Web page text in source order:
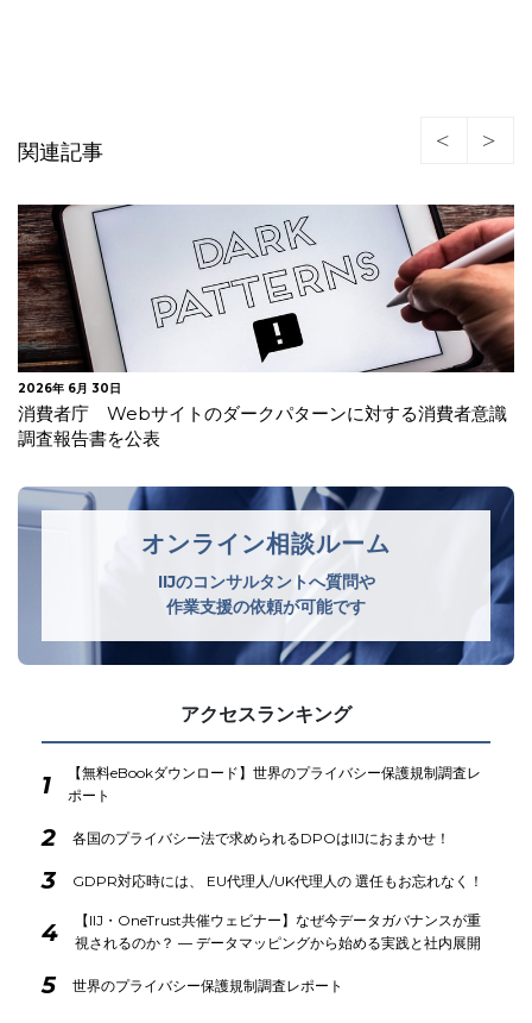
関連記事
2026年 6月 18日
ルイジアナ州 包括的データプライバシー法が成立
オンライン相談ルーム
IIJのコンサルタントへ質問や
作業支援の依頼が可能です
アクセスランキング
1
【無料eBookダウンロード】世界のプライバシー保護規制調査レ
ポート
2 各国のプライバシー法で求められるDPOはIIJにおまかせ！
3 GDPR対応時には、 EU代理人/UK代理人の 選任もお忘れなく！
4
【IIJ・OneTrust共催ウェビナー】なぜ今データガバナンスが重
視されるのか？ ― データマッピングから始める実践と社内展開
5 世界のプライバシー保護規制調査レポート